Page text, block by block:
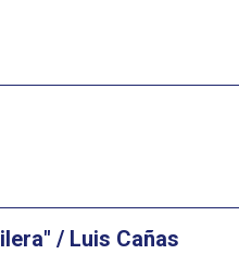
/ Luis Cañas